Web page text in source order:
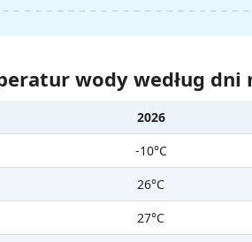
wody według dni
2026
-10°C
26°C
27°C